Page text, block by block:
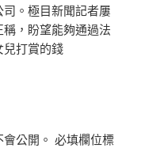
。極目新聞記者屢
，盼望能夠通過法
兒打賞的錢
公開。 必填欄位標